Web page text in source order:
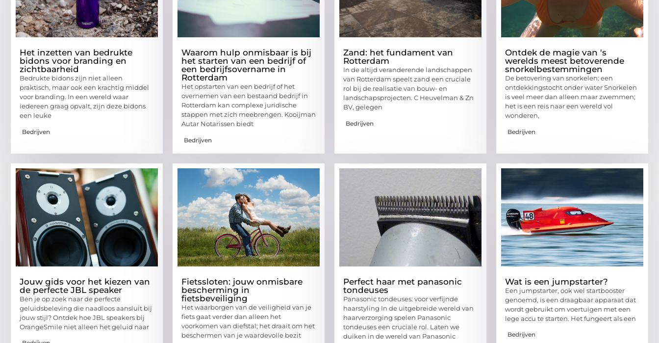
Het inzetten van bedrukte
bidons voor branding en
zichtbaarheid
Bedrukte bidons zijn niet alleen
praktisch, maar ook een krachtig middel
voor branding. In een wereld waar
iedereen graag opvalt, zijn deze bidons
een leuke
Bedrijven
Waarom hulp onmisbaar is bij
het starten van een bedrijf of
een bedrijfsovername in
Rotterdam
Het opstarten van een bedrijf of het
overnemen van een bestaand bedrijf in
Rotterdam kan complexe juridische
stappen met zich meebrengen. Kooijman
Autar Notarissen biedt
Bedrijven
Zand: het fundament van
Rotterdam
In de altijd veranderende landschappen
van Rotterdam speelt zand een cruciale
rol bij de realisatie van bouw- en
landschapsprojecten. C Heuvelman & Zn
BV, gelegen
Bedrijven
Ontdek de magie van 's
werelds meest betoverende
snorkelbestemmingen
De betovering van snorkelen: een
ontdekkingstocht onder water Snorkelen
is veel meer dan alleen maar zwemmen;
het is een reis naar een wereld vol
wonderen,
Bedrijven
Jouw gids voor het kiezen van
de perfecte JBL speaker
Ben je op zoek naar de perfecte
geluidsbeleving die naadloos aansluit bij
jouw stijl? Ontdek hoe JBL speakers bij
OrangeSmile niet alleen het geluid naar
Fietssloten: jouw onmisbare
bescherming in
fietsbeveiliging
Het waarborgen van de veiligheid van je
fiets gaat verder dan alleen het
voorkomen van diefstal; het draait om het
beschermen van je waardevolle bezit
Perfect haar met panasonic
tondeuses
Panasonic tondeuses: voor verfijnde
haarstyling In de uitgebreide wereld van
haarverzorging spelen Panasonic
tondeuses een cruciale rol. Laten we
duiken in de wereld van Panasonic
Wat is een jumpstarter?
Een jumpstarter, ook wel startbooster
genoemd, is een draagbaar apparaat dat
wordt gebruikt om voertuigen met een
lege accu te starten. Het fungeert als een
Bedrijven